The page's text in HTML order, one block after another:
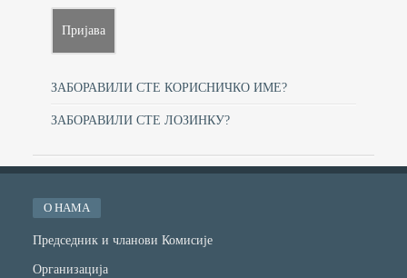
ЗАБОРАВИЛИ СТЕ КОРИСНИЧКО ИМЕ?
ЗАБОРАВИЛИ СТЕ ЛОЗИНКУ?
О НАМА
Председник и чланови Комисије
Организација